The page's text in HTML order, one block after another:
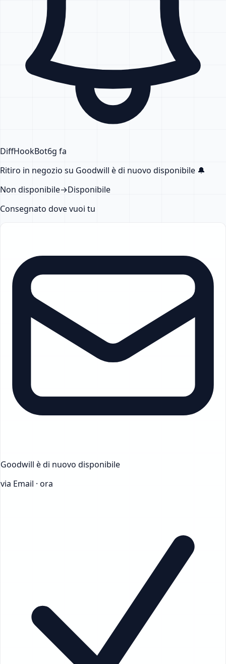
DiffHookBot6g fa
Ritiro in negozio su Goodwill è di nuovo disponibile 🔔
Non disponibile→Disponibile
Consegnato dove vuoi tu
Goodwill è di nuovo disponibile
via Email · ora